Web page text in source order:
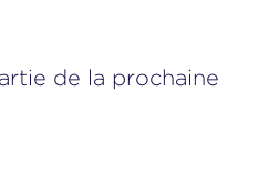
de la prochaine